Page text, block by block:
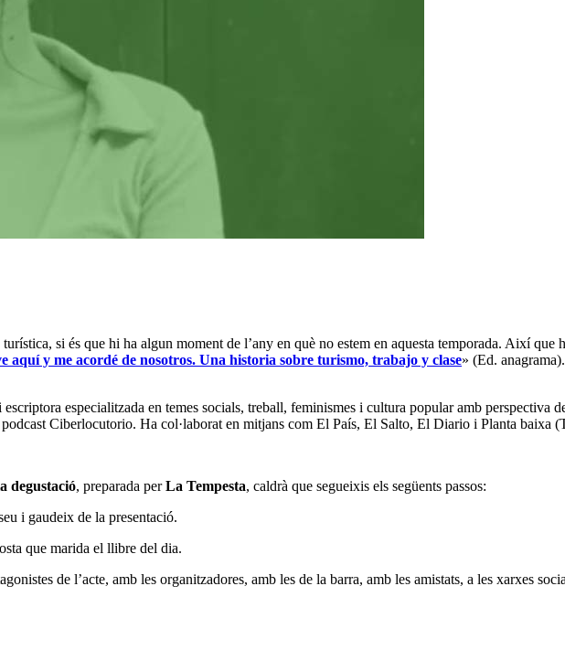
si és que hi ha algun moment de l’any en què no estem en aquesta temporada. Així
aquí y me acordé de nosotros. Una historia sobre turismo, trabajo y clase» (Ed.
especialitzada en temes socials, treball, feminismes i cultura popular amb perspectiva
Ciberlocutorio. Ha col·laborat en mitjans com El País, El Salto, El Diario i Planta baixa
degustació, preparada perLa Tempesta, caldrà que segueixis els següents passos:
i gaudeix de la presentació.
que marida el llibre del dia.
de l’acte, amb les organitzadores, amb les de la barra, amb les amistats, a les xarxes